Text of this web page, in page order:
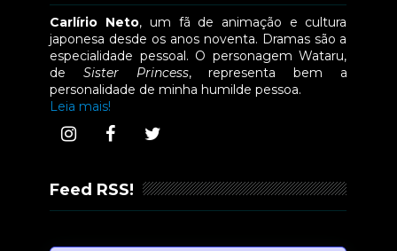
Carlírio Neto, um fã de animação e cultura
japonesa desde os anos noventa. Dramas são a
especialidade pessoal. O personagem Wataru,
deSister Princess, representa bem a
personalidade de minha humilde pessoa.
Leia mais!
Feed RSS!